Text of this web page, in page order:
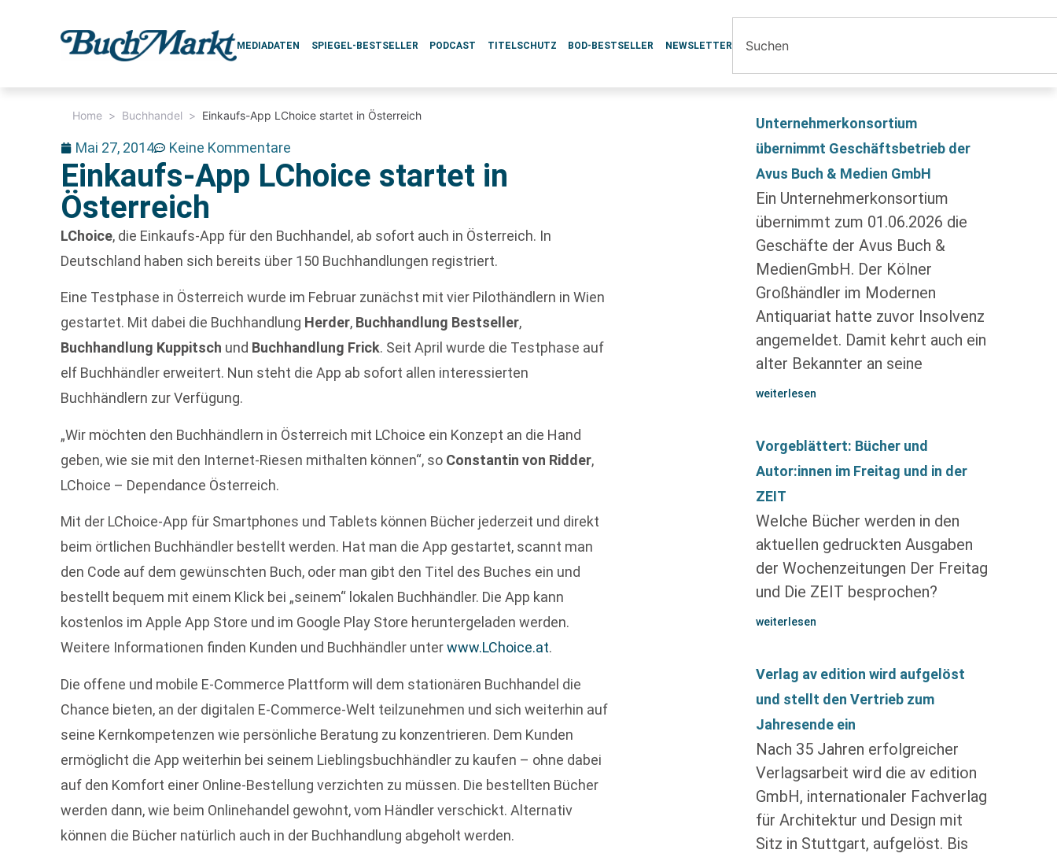
MEDIADATEN SPIEGEL-BESTSELLER PODCAST TITELSCHUTZ BOD-BESTSELLER NEWSLETTER
Home > Buchhandel > Einkaufs-App LChoice startet in Österreich
Mai 27, 2014 Keine Kommentare
Einkaufs-App LChoice startet in
Österreich
LChoice, die Einkaufs-App für den Buchhandel, ab sofort auch in Österreich. In
Deutschland haben sich bereits über 150 Buchhandlungen registriert.
Eine Testphase in Österreich wurde im Februar zunächst mit vier Pilothändlern in Wien
gestartet. Mit dabei die Buchhandlung Herder, Buchhandlung Bestseller,
Buchhandlung Kuppitsch und Buchhandlung Frick. Seit April wurde die Testphase auf
elf Buchhändler erweitert. Nun steht die App ab sofort allen interessierten
Buchhändlern zur Verfügung.
„Wir möchten den Buchhändlern in Österreich mit LChoice ein Konzept an die Hand
geben, wie sie mit den Internet-Riesen mithalten können“, so Constantin von Ridder,
LChoice – Dependance Österreich.
Mit der LChoice-App für Smartphones und Tablets können Bücher jederzeit und direkt
beim örtlichen Buchhändler bestellt werden. Hat man die App gestartet, scannt man
den Code auf dem gewünschten Buch, oder man gibt den Titel des Buches ein und
bestellt bequem mit einem Klick bei „seinem“ lokalen Buchhändler. Die App kann
kostenlos im Apple App Store und im Google Play Store heruntergeladen werden.
Weitere Informationen finden Kunden und Buchhändler unterwww.LChoice.at.
Die offene und mobile E-Commerce Plattform will dem stationären Buchhandel die
Chance bieten, an der digitalen E-Commerce-Welt teilzunehmen und sich weiterhin auf
seine Kernkompetenzen wie persönliche Beratung zu konzentrieren. Dem Kunden
ermöglicht die App weiterhin bei seinem Lieblingsbuchhändler zu kaufen – ohne dabei
auf den Komfort einer Online-Bestellung verzichten zu müssen. Die bestellten Bücher
werden dann, wie beim Onlinehandel gewohnt, vom Händler verschickt. Alternativ
können die Bücher natürlich auch in der Buchhandlung abgeholt werden.
Unternehmerkonsortium
übernimmt Geschäftsbetrieb der
Avus Buch & Medien GmbH
Ein Unternehmerkonsortium
übernimmt zum 01.06.2026 die
Geschäfte der Avus Buch &
MedienGmbH. Der Kölner
Großhändler im Modernen
Antiquariat hatte zuvor Insolvenz
angemeldet. Damit kehrt auch ein
alter Bekannter an seine
weiterlesen
Vorgeblättert: Bücher und
Autor:innen im Freitag und in der
ZEIT
Welche Bücher werden in den
aktuellen gedruckten Ausgaben
der Wochenzeitungen Der Freitag
und Die ZEIT besprochen?
weiterlesen
Verlag av edition wird aufgelöst
und stellt den Vertrieb zum
Jahresende ein
Nach 35 Jahren erfolgreicher
Verlagsarbeit wird die av edition
GmbH, internationaler Fachverlag
für Architektur und Design mit
Sitz in Stuttgart, aufgelöst. Bis